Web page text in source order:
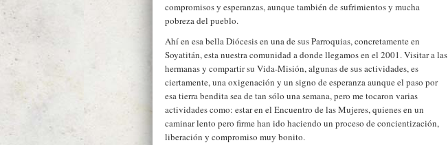
compromisos y esperanzas, aunque también de sufrimientos y mucha
pobreza del pueblo.
Ahí en esa bella Diócesis en una de sus Parroquias, concretamente en
Soyatitán, esta nuestra comunidad a donde llegamos en el 2001. Visitar a las
hermanas y compartir su Vida-Misión, algunas de sus actividades, es
ciertamente, una oxigenación y un signo de esperanza aunque el paso por
esa tierra bendita sea de tan sólo una semana, pero me tocaron varias
actividades como: estar en el Encuentro de las Mujeres, quienes en un
caminar lento pero firme han ido haciendo un proceso de concientización,
liberación y compromiso muy bonito.